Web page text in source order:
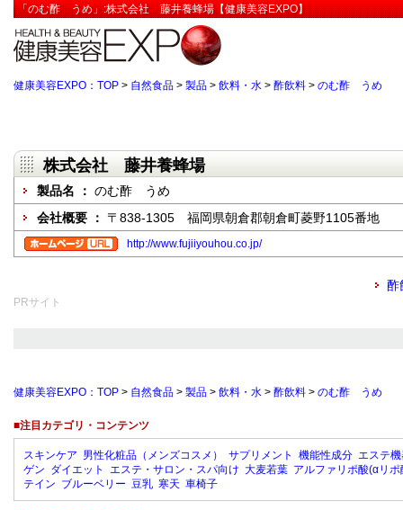
「のむ酢 うめ」:株式会社 藤井養蜂場【健康美容EXPO】
健康美容EXPO：TOP > 自然食品 > 製品 > 飲料・水 > 酢飲料 > のむ酢 うめ
株式会社 藤井養蜂場
製品名 ： のむ酢 うめ
会社概要 ： 〒838-1305 福岡県朝倉郡朝倉町菱野1105番地
http://www.fujiiyouhou.co.jp/
酢
PRサイト
健康美容EXPO：TOP > 自然食品 > 製品 > 飲料・水 > 酢飲料 > のむ酢 うめ
■注目カテゴリ・コンテンツ
スキンケア 男性化粧品（メンズコスメ） サプリメント 機能性成分 エステ
ゲン ダイエット エステ・サロン・スパ向け 大麦若葉 アルファリポ酸(αリポ
テイン ブルーベリー 豆乳 寒天 車椅子